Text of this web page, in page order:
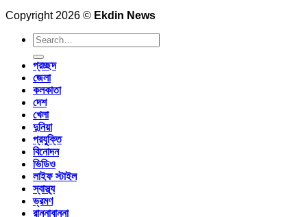
Copyright 2026 © Ekdin News
প্রচ্ছদ
জেলা
কলকাতা
দেশ
খেলা
দুনিয়া
প্রযুক্তি
বিনোদন
ভিডিও
লাইফ স্টাইল
স্বাস্থ্য
ভ্রমণ
রান্নাবান্না